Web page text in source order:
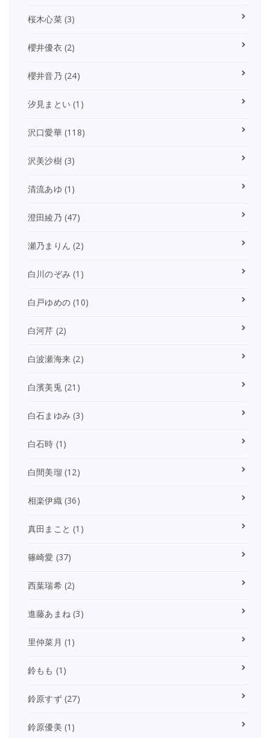
桜木心菜(3)
櫻井優衣 (2)
櫻井音乃 (24)
汐見まとい (1)
沢口愛華(118)
沢美沙樹(3)
清流あゆ (1)
澄田綾乃 (47)
瀬乃まりん (2)
白川のぞみ (1)
白戸ゆめの (10)
白河芹 (2)
白波瀬海来 (2)
白濱美兎(21)
白石まゆみ (3)
白石時 (1)
白間美瑠(12)
相楽伊織(36)
真田まこと (1)
篠崎愛 (37)
西葉瑞希(2)
進藤あまね (3)
里仲菜月 (1)
鈴もも (1)
鈴原すず(27)
鈴原優美 (1)